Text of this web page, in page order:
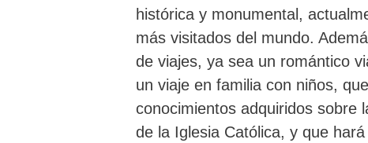
histórica y monumental,
más visitados del mundo.
de viajes, ya sea un romántico
un viaje en familia con niños,
conocimientos adquiridos sobre
de la Iglesia Católica, y que